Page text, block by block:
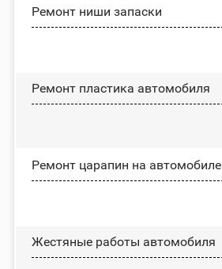
Ремонт ниши запаски
Ремонт пластика автомобиля
Ремонт царапин на автомобиле
Жестяные работы автомобиля